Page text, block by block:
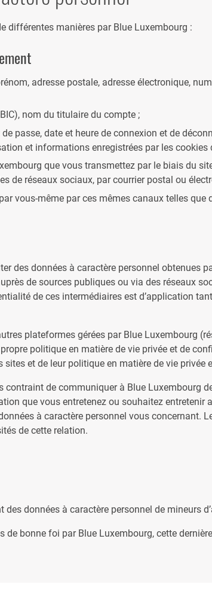
différentes manières par Blue Luxembourg :
adresse postale, adresse électronique,
nom du titulaire du compte ;
passe, date et heure de connexion et de
et informations enregistrées par les
que vous transmettez par le biais du
de réseaux sociaux, par courrier postal ou
vous-même par ces mêmes canaux telles que
des données à caractère personnel obtenues
de sources publiques ou via des réseaux
de ces intermédiaires est d’application
plateformes gérées par Blue Luxembourg
politique en matière de vie privée et de
sites et de leur politique en matière de vie privée
contraint de communiquer à Blue Luxembourg
que vous entretenez ou souhaitez entretenir
à caractère personnel vous concernant.
de cette relation.
données à caractère personnel de mineurs
bonne foi par Blue Luxembourg, cette